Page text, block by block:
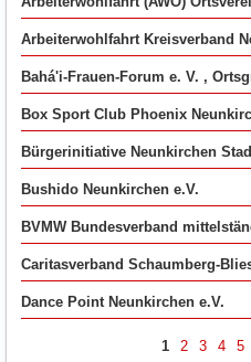
Arbeiterwohlfahrt Kreisverband
Bahá'i-Frauen-Forum e. V. ,
Box Sport Club Phoenix
Bürgerinitiative Neunkirchen
Bushido Neunkirchen e.V.
BVMW Bundesverband
Caritasverband Schaumberg-
Dance Point Neunkirchen e.V.
1 2 3 4 5